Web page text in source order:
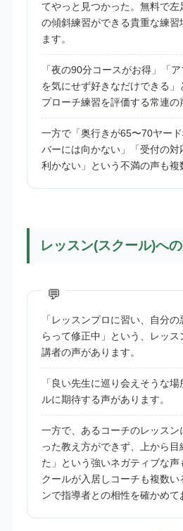
てやっと見つかった。無料で
の傾斜練習ができる貴重な練習
ます。
「夜の90分コースがお得」「
を気にせず好きなだけできる
プローチ練習を評価する常連の
一方で「奥行きが65〜70ヤー
バーには向かない」「受付の
利かない」という不満の声も複
レッスン(スクール)へ
「レッスンプロに習い、自分
らって修正中」という、レッ
講者の声があります。
「良い先生に巡り会えそうな
ルに期待する声があります。
一方で、あるコーチのレッスン
った教え方ができず、上から目
た」という強いネガティブな声
クールが入居しコーチも複数い
ンで指導者との相性を確かめて